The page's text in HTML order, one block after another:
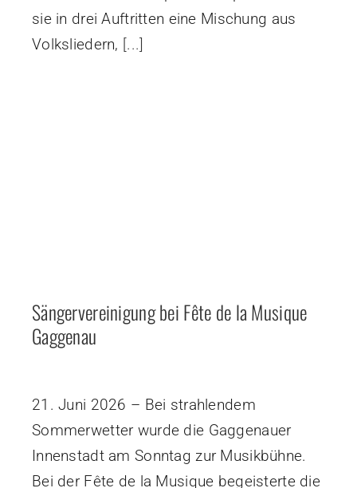
sie in drei Auftritten eine Mischung aus
Volksliedern, [...]
Sängervereinigung bei Fête de la Musique
Gaggenau
21. Juni 2026 – Bei strahlendem
Sommerwetter wurde die Gaggenauer
Innenstadt am Sonntag zur Musikbühne.
Bei der Fête de la Musique begeisterte die